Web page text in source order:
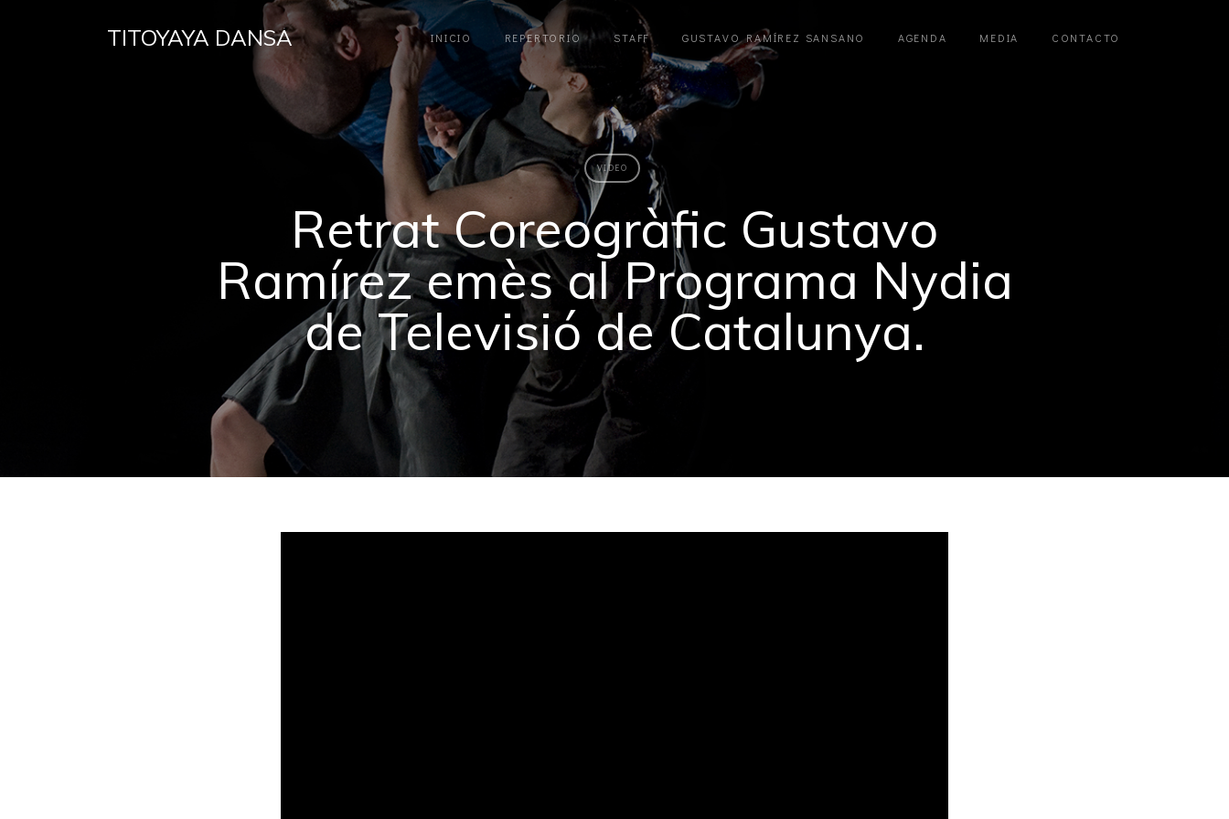
TITOYAYA DANSA INICIO REPERTORIO STAFF GUSTAVO RAMÍREZ SANSANO AGENDA MEDIA CONTACTO
VIDEO
Retrat Coreogràfic Gustavo
Ramírez emès al Programa Nydia
de Televisió de Catalunya.